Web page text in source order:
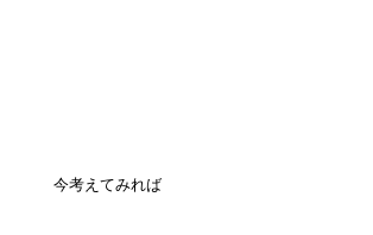
今考えてみれば